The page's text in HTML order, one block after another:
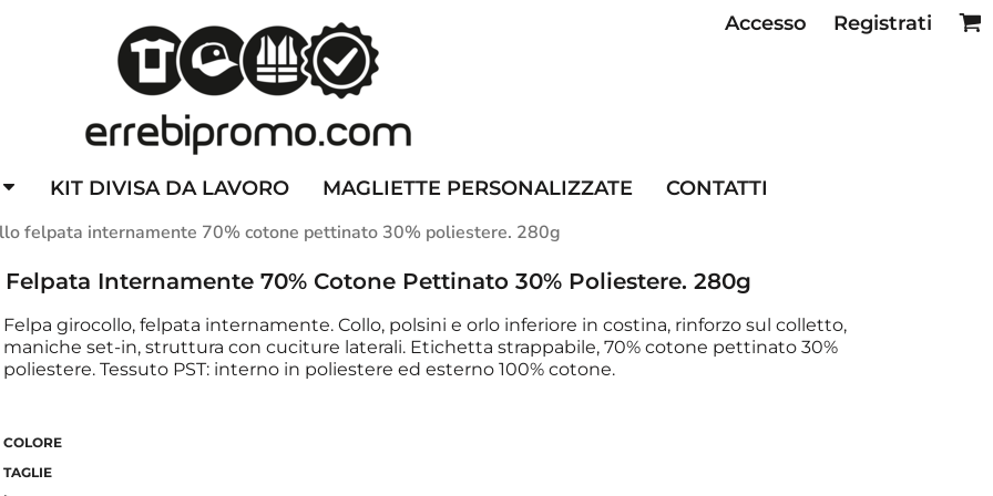
Accesso Registrati
KIT DIVISA DA LAVORO MAGLIETTE PERSONALIZZATE CONTATTI
felpata internamente 70% cotone pettinato 30% poliestere. 280g
Internamente 70% Cotone Pettinato 30% Poliestere. 280g
Felpa girocollo, felpata internamente. Collo, polsini e orlo inferiore in costina, rinforzo sul colletto,
maniche set-in, struttura con cuciture laterali. Etichetta strappabile, 70% cotone pettinato 30%
poliestere. Tessuto PST: interno in poliestere ed esterno 100% cotone.
COLORE
TAGLIE
CAPPELLINI PERSONALIZZATI ALTA VISIBILITA'